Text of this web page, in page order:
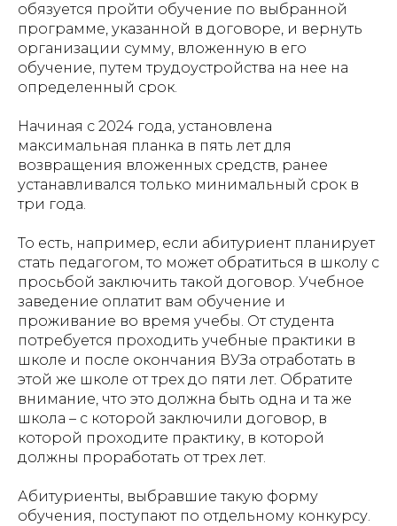
обязуется пройти обучение по выбранной
программе, указанной в договоре, и вернуть
организации сумму, вложенную в его
обучение, путем трудоустройства на нее на
определенный срок.
Начиная с 2024 года, установлена
максимальная планка в пять лет для
возвращения вложенных средств, ранее
устанавливался только минимальный срок в
три года.
То есть, например, если абитуриент планирует
стать педагогом, то может обратиться в школу с
просьбой заключить такой договор. Учебное
заведение оплатит вам обучение и
проживание во время учебы. От студента
потребуется проходить учебные практики в
школе и после окончания ВУЗа отработать в
этой же школе от трех до пяти лет. Обратите
внимание, что это должна быть одна и та же
школа – с которой заключили договор, в
которой проходите практику, в которой
должны проработать от трех лет.
Абитуриенты, выбравшие такую форму
обучения, поступают по отдельному конкурсу.